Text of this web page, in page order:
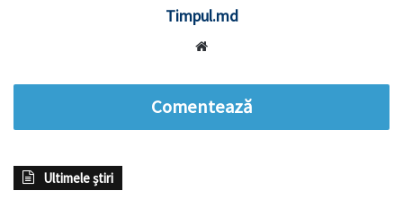
Timpul.md
Comentează
Ultimele știri